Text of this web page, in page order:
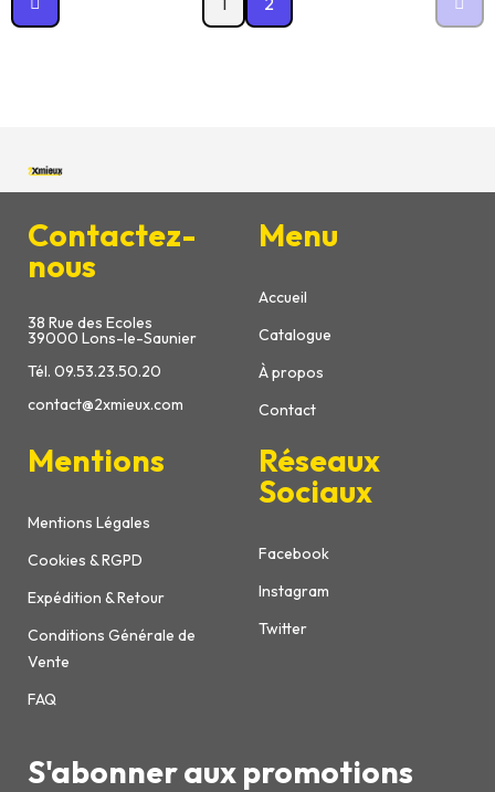
Contactez-
nous
38 Rue des Ecoles
39000 Lons-le-Saunier
Tél. 09.53.23.50.20
contact@2xmieux.com
Menu
Accueil
Catalogue
À propos
Contact
Mentions
Mentions Légales
Cookies & RGPD
Expédition & Retour
Conditions Générale de
Vente
FAQ
Réseaux
Sociaux
Facebook
Instagram
Twitter
S'abonner aux promotions